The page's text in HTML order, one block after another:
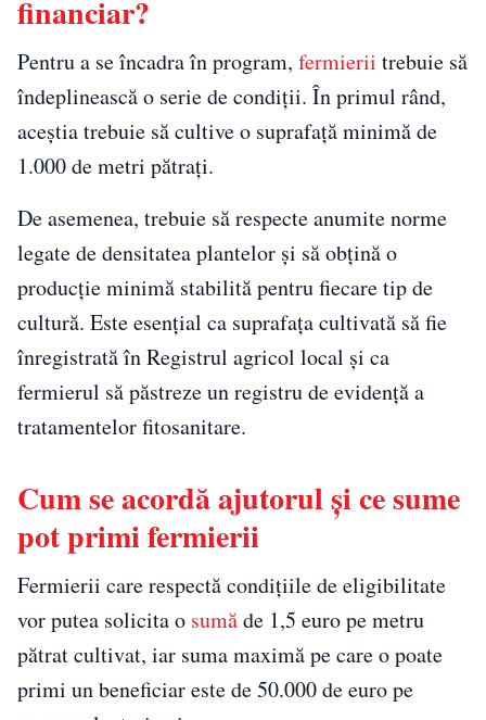
financiar?
Pentru a se încadra în program, fermierii trebuie să
îndeplinească o serie de condiții. În primul rând,
aceștia trebuie să cultive o suprafață minimă de
1.000 de metri pătrați.
De asemenea, trebuie să respecte anumite norme
legate de densitatea plantelor și să obțină o
producție minimă stabilită pentru fiecare tip de
cultură. Este esențial ca suprafața cultivată să fie
înregistrată în Registrul agricol local și ca
fermierul să păstreze un registru de evidență a
tratamentelor fitosanitare.
Cum se acordă ajutorul și ce sume
pot primi fermierii
Fermierii care respectă condițiile de eligibilitate
vor putea solicita o sumăde 1,5 euro pe metru
pătrat cultivat, iar suma maximă pe care o poate
primi un beneficiar este de 50.000 de euro pe